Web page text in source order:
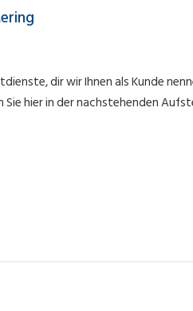
dir wir Ihnen als Kunde
hier in der nachstehenden